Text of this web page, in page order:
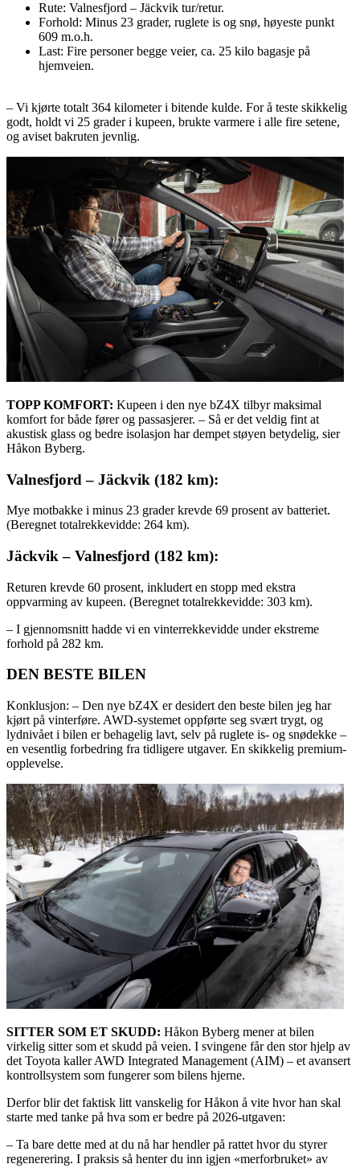
Rute: Valnesfjord – Jäckvik tur/retur.
Forhold: Minus 23 grader, ruglete is og snø, høyeste punkt
609 m.o.h.
Last: Fire personer begge veier, ca. 25 kilo bagasje på
hjemveien.
– Vi kjørte totalt 364 kilometer i bitende kulde. For å teste skikkelig
godt, holdt vi 25 grader i kupeen, brukte varmere i alle fire setene,
og aviset bakruten jevnlig.
TOPP KOMFORT: Kupeen i den nye bZ4X tilbyr maksimal
komfort for både fører og passasjerer. – Så er det veldig fint at
akustisk glass og bedre isolasjon har dempet støyen betydelig, sier
Håkon Byberg.
Valnesfjord – Jäckvik (182 km):
Mye motbakke i minus 23 grader krevde 69 prosent av batteriet.
(Beregnet totalrekkevidde: 264 km).
Jäckvik – Valnesfjord (182 km):
Returen krevde 60 prosent, inkludert en stopp med ekstra
oppvarming av kupeen. (Beregnet totalrekkevidde: 303 km).
– I gjennomsnitt hadde vi en vinterrekkevidde under ekstreme
forhold på 282 km.
DEN BESTE BILEN
Konklusjon: – Den nye bZ4X er desidert den beste bilen jeg har
kjørt på vinterføre. AWD-systemet oppførte seg svært trygt, og
lydnivået i bilen er behagelig lavt, selv på ruglete is- og snødekke –
en vesentlig forbedring fra tidligere utgaver. En skikkelig premium-
opplevelse.
SITTER SOM ET SKUDD: Håkon Byberg mener at bilen
virkelig sitter som et skudd på veien. I svingene får den stor hjelp av
det Toyota kaller AWD Integrated Management (AIM) – et avansert
kontrollsystem som fungerer som bilens hjerne.
Derfor blir det faktisk litt vanskelig for Håkon å vite hvor han skal
starte med tanke på hva som er bedre på 2026-utgaven:
– Ta bare dette med at du nå har hendler på rattet hvor du styrer
regenerering. I praksis så henter du inn igjen «merforbruket» av